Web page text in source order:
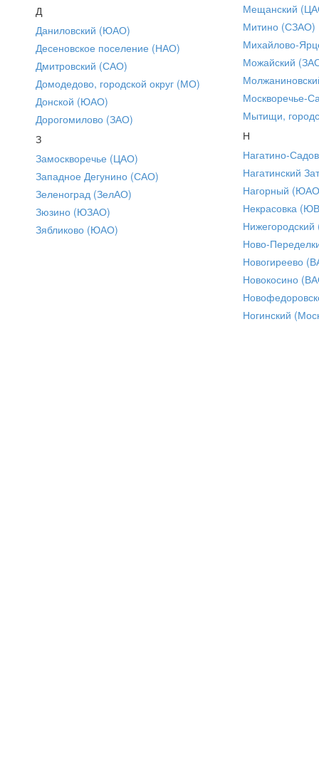
Д
Даниловский (ЮАО)
Десеновское поселение (НАО)
Дмитровский (САО)
Домодедово, городской округ (МО)
Донской (ЮАО)
Дорогомилово (ЗАО)
З
Замоскворечье (ЦАО)
Западное Дегунино (САО)
Зеленоград (ЗелАО)
Зюзино (ЮЗАО)
Зябликово (ЮАО)
Мещанский
Митино (СЗАО)
Михайлово-
Можайский
Москворечье-
Мытищи,
Н
Нагатино-
Нагатинский
Нагорный
Некрасовка
Ново-
Новогиреево
Новокосино
Ногинский